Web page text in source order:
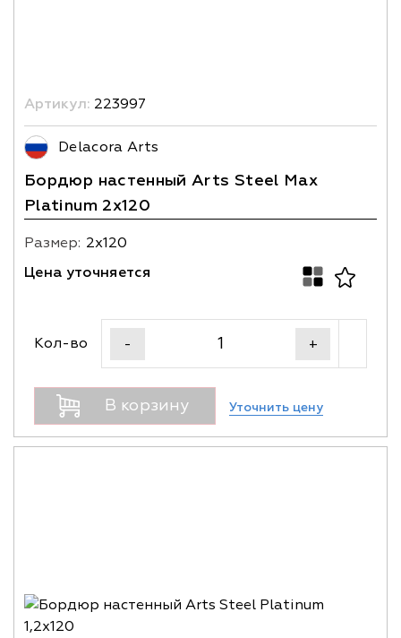
Артикул: 223997
Delacora Arts
Бордюр настенный Arts Steel Max
Platinum 2х120
Размер: 2х120
Цена уточняется
Кол-во - +
В корзину Уточнить цену